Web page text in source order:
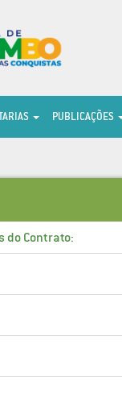
PUBLICAÇÕES
do Contrato: